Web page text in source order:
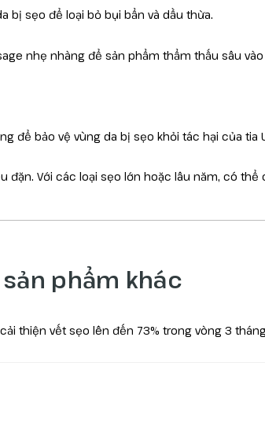
bị sẹo để loại bỏ bụi bẩn và dầu thừa.
nhẹ nhàng để sản phẩm thẩm thấu sâu vào
để bảo vệ vùng da bị sẹo khỏi tác hại của tia
đặn. Với các loại sẹo lớn hoặc lâu năm, có thể
phẩm khác
thiện vết sẹo lên đến 73% trong vòng 3